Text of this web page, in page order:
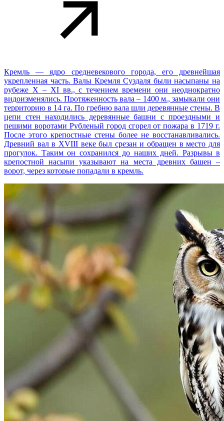
Кремль — ядро средневекового города, его древнейшая
укрепленная часть. Валы Кремля Суздаля были насыпаны на
рубеже X – XI вв., с течением времени они неоднократно
видоизменялись. Протяженность вала – 1400 м., замыкали они
территорию в 14 га. По гребню вала шли деревянные стены. В
цепи стен находились деревянные башни с проездными и
пешими воротами Рубленый город сгорел от пожара в 1719 г.
После этого крепостные стены более не восстанавливались.
Древний вал в XVIII веке был срезан и обращен в место для
прогулок. Таким он сохранился до наших дней. Разрывы в
крепостной насыпи указывают на места древних башен –
ворот, через которые попадали в кремль.